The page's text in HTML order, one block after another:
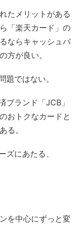
たメリットがある
「楽天カード」の
ならキャッシュバ
方が良い。
題ではない。
ブランド「JCB」
おトクなカードと
る。
ズにあたる、
を中心にずっと変